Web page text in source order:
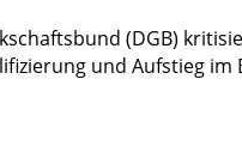
(DGB)
und Aufstieg